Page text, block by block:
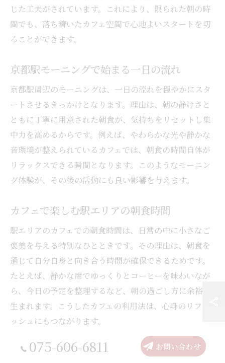
じた工夫がされています。これにより、限られた朝の時
間でも、落ち着いたカフェ空間で心地よいスタートを切
ることができます。
京都駅モーニングで始まる一日の流れ
京都駅周辺のモーニングは、一日の流れを穏やかにスタ
ートさせるきっかけとなります。理由は、朝の静けさと
ともに丁寧に用意された朝食が、気持ちをリセットし集
中力を高めるからです。例えば、やわらかな光や静かな
音環境が整えられているカフェでは、朝食の時間自体が
リラックスできる瞬間となります。このようなモーニン
グ体験が、その後の活動にも良い影響を与えます。
カフェで楽しむ駅エリアの朝食時間
駅エリアのカフェでの朝食時間は、日常の中に小さなご
褒美を与える特別なひとときです。その理由は、朝食を
通じて自分自身と向き合う時間が確保できるためです。
たとえば、静かな席でゆっくりとコーヒーを味わいなが
ら、今日の予定を整理するなど、朝の過ごし方に余裕が
生まれます。こうしたカフェの利用法は、心身のリフレ
ッシュにもつながります。
京都駅周辺で見つけるおすすめカフェ
075-606-6811 お問い合わせ